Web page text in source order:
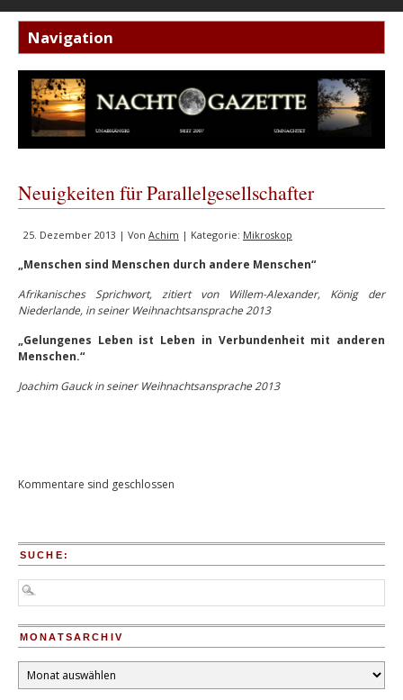
Neuigkeiten für Parallelgesellschafter
25. Dezember 2013 | Von Achim | Kategorie: Mikroskop
„Menschen sind Menschen durch andere Menschen“
Afrikanisches Sprichwort, zitiert von Willem-Alexander, König der
Niederlande, in seiner Weihnachtsansprache 2013
„Gelungenes Leben ist Leben in Verbundenheit mit anderen
Menschen.“
Joachim Gauck in seiner Weihnachtsansprache 2013
Kommentare sind geschlossen
SUCHE:
MONATSARCHIV
Monatsarchiv